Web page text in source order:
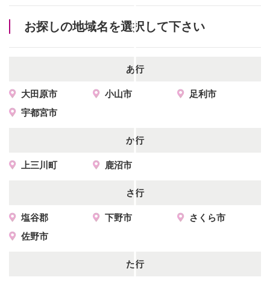
お探しの地域名を選択して下さい
あ行
大田原市 小山市
足利市
宇都宮市
か行
上三川町 鹿沼市
さ行
塩谷郡 下野市
さくら市
佐野市
た行